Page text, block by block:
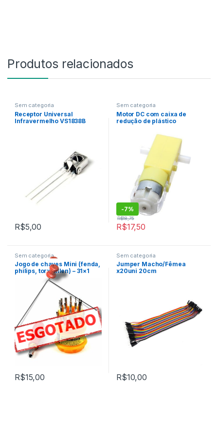
Produtos relacionados
Sem categoria
Receptor Universal
Infravermelho VS1838B
R$5,00
Sem categoria
Motor DC com caixa de
redução de plástico
-7%
R$17,50
R$18,75
Sem categoria
Jogo de chaves Mini (fenda,
philips, torx, allen) – 31×1
R$15,00
Sem categoria
Jumper Macho/Fêmea
x20uni 20cm
R$10,00